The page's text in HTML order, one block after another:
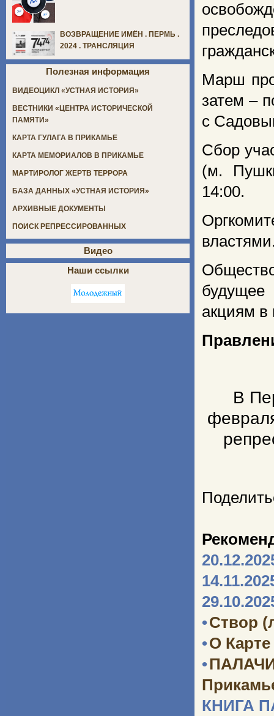
Марш
затем –
с
Сбор
(м.
14:00.
будущее
акциям в
В
•Створ
•О
•
КНИГА
ВОЗВРАЩЕНИЕ ИМЁН . ПЕРМЬ .
2024 . ТРАНСЛЯЦИЯ
Полезная информация
ВИДЕОЦИКЛ «УСТНАЯ ИСТОРИЯ»
ВЕСТНИКИ «ЦЕНТРА ИСТОРИЧЕСКОЙ
ПАМЯТИ»
КАРТА ГУЛАГА В ПРИКАМЬЕ
КАРТА МЕМОРИАЛОВ В ПРИКАМЬЕ
МАРТИРОЛОГ ЖЕРТВ ТЕРРОРА
БАЗА ДАННЫХ «УСТНАЯ ИСТОРИЯ»
АРХИВНЫЕ ДОКУМЕНТЫ
ПОИСК РЕПРЕССИРОВАННЫХ
Видео
Наши ссылки